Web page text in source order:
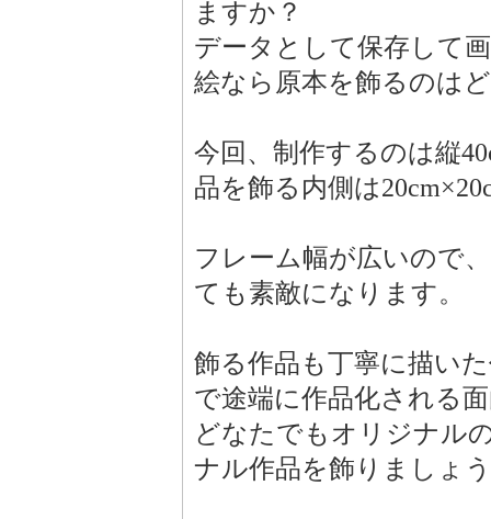
ますか？
データとして保存して
絵なら原本を飾るのは
今回、制作するのは縦
品を飾る内側は
フレーム幅が広いので
ても素敵になります。
飾る作品も丁寧に描い
で途端に作品化される
どなたでもオリジナル
ナル作品を飾りましょ